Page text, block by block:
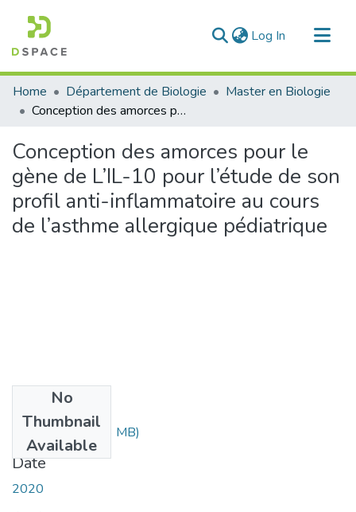
Log In (current)
Communities & Collections
All of DSpace
Home Département de Biologie
Master en Biologie
Conception des amorces pour le gène de L’IL-10 pour l’étude de son profil anti-inflammatoire au cours de l’asthme allergique pédiatrique
Conception des amorces pour le
gène de L’IL-10 pour l’étude de son
profil anti-inflammatoire au cours
de l’asthme allergique pédiatrique
No
Thumbnail
Available
kadri_FZ.pdf(3.53 MB)
Date
2020